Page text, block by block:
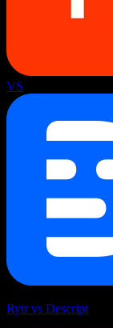
VS
Rytr vs Descript